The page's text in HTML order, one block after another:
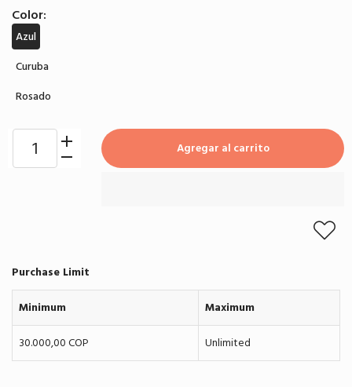
Color:
Azul
Curuba
Rosado
Agregar al carrito
Purchase Limit
Minimum
Maximum
30.000,00 COP
Unlimited